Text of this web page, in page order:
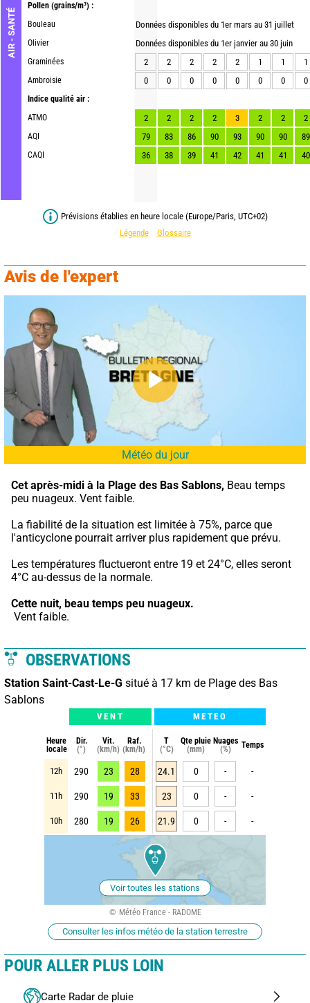
AIR - SANTÉ
Pollen (grains/m³) :
Bouleau
Olivier
Graminées
Ambroisie
Indice qualité air :
ATMO
AQI
CAQI
Données disponibles du 1er mars au 31 juillet
Données disponibles du 1er janvier au 30 juin
2
2 2 2 2 1 1
1
0
0 0 0 0 0 0 0
2 2 2 2 3 2 2
2
79
83 86 90 93 90 90
89
36
38 39 41 42 41 41 40
Prévisions établies en heure locale (Europe/Paris, UTC+02)
Légende
Glossaire
Avis de l'expert
Météo du jour
Cet après-midi à la Plage des Bas Sablons, Beau temps
peu nuageux. Vent faible.
La fiabilité de la situation est limitée à 75%, parce que
l'anticyclone pourrait arriver plus rapidement que prévu.
Les températures fluctueront entre 19 et 24°C, elles seront
4°C au-dessus de la normale.
Cette nuit, beau temps peu nuageux.
Vent faible.
OBSERVATIONS
Station Saint-Cast-Le-G situé à 17 km de Plage des Bas
Sablons
VENT METEO
Heure
locale
Dir.
(°)
Vit.
(km/h)
Raf.
(km/h)
T
(°C)
Qte pluie
(mm)
Nuages
(%)
Temps
12h 290 23 28 24.1 0 - -
11h 290 19 33 23 0 - -
10h 280 19 26 21.9 0 - -
Voir toutes les stations
Météo France - RADOME
Consulter les infos météo de la station terrestre
POUR ALLER PLUS LOIN
Carte Radar de pluie